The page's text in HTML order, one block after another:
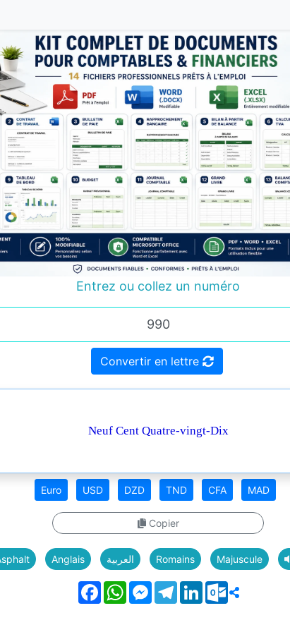
Entrez ou collez un numéro
Convertir en lettre
Neuf Cent Quatre-vingt-Dix
Euro USD DZD TND CFA MAD
Copier
Anglais العربية Romains Majuscule
FacebookWhatsAppMessenger
Telegram
LinkedInOutlook.com